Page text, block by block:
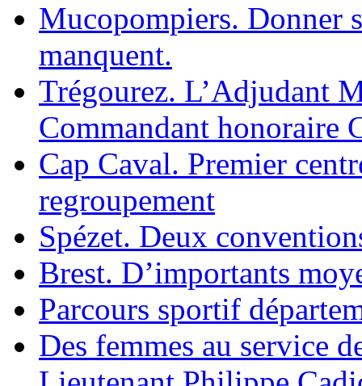
Mucopompiers. Donner
manquent.
Trégourez. L’Adjudant
Commandant honoraire
Cap Caval. Premier
regroupement
Spézet. Deux
Brest. D’importants
Parcours sportif
Des femmes au service